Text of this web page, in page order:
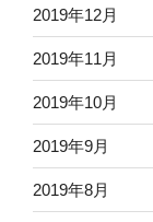
2019年12月
2019年11月
2019年10月
2019年9月
2019年8月